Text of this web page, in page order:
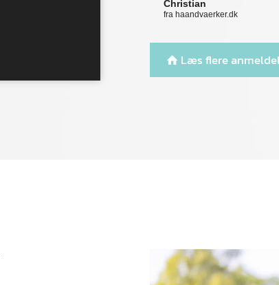
Christian
fra haandvaerker.dk
Læs flere